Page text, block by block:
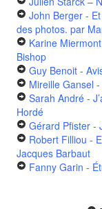
John Berger -
des photos. par
Karine
Bishop
Guy Benoit -
Mireille Gansel
Sarah André -
Hordé
Gérard Pfister -
Robert Filliou -
Jacques Barbaut
Fanny Garin -